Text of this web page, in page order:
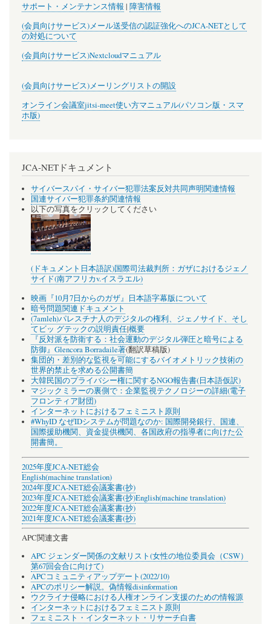
サポート・メンテナンス情報 | 障害情報
(会員向けサービス)メール送受信の認証強化へのJCA-NETとして
の対処について
(会員向けサービス)Nextcloudマニュアル
(会員向けサービス)メーリングリストの開設
オンライン会議室jitsi-meet使い方マニュアル(パソコン版・スマ
ホ版)
JCA-NETドキュメント
サイバースパイ・サイバー犯罪法案反対共同声明関連情報
国連サイバー犯罪条約関連情報
以下の写真をクリックしてください
(ドキュメント日本語訳)国際司法裁判所：ガザにおけるジェノ
サイド(南アフリカv.イスラエル)
映画『10月7日からのガザ』日本語字幕版について
暗号問題関連ドキュメント
(7amleh)パレスチナ人のデジタルの権利、ジェノサイド、そし
てビッ グテックの説明責任|概要
『反対派を防衛する：社会運動のデジタル弾圧と暗号による
防御』Glencora Borradaile著(翻訳草稿版)
集団的・差別的な監視を可能にするバイオメトリック技術の
世界的禁止を求める公開書簡
大韓民国のプライバシー権に関するNGO報告書(日本語仮訳)
マジックミラーの裏側で：企業監視テクノロジーの詳細(電子
フロンティア財団)
インターネットにおけるフェミニスト原則
#WhyID なぜIDシステムが問題なのか: 国際開発銀行、国連、
国際援助機関、資金提供機関、各国政府の指導者に向けた公
開書簡。
2025年度JCA-NET総会
English(machine translation)
2024年度JCA-NET総会議案書(抄)
2023年度JCA-NET総会議案書(抄)English(machine translation)
2022年度JCA-NET総会議案書(抄)
2021年度JCA-NET総会議案書(抄)
APC関連文書
APC ジェンダー関係の文献リスト(女性の地位委員会（CSW）
第67回会合に向けて)
APCコミュニティアップデート(2022/10)
APCのポリシー解説。偽情報disinformation
ウクライナ侵略における人権オンライン支援のための情報源
インターネットにおけるフェミニスト原則
フェミニスト・インターネット・リサーチ白書